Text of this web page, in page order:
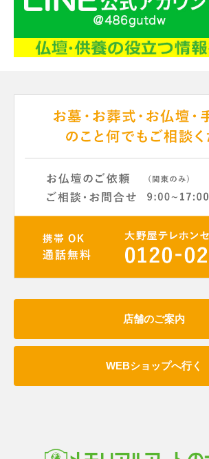
店舗のご案内
WEBショップへ行く